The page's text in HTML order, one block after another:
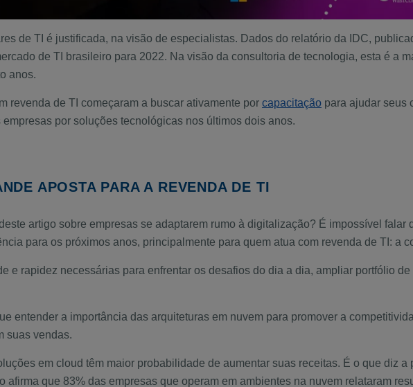
de TI é justificada, na visão de especialistas. Dados do relatório da IDC,
de TI brasileiro para 2022. Na visão da consultoria de tecnologia, esta é a
anos.
revenda de TI começaram a buscar ativamente por capacitação para ajudar seus
por soluções tecnológicas nos últimos dois anos.
APOSTA PARA A REVENDA DE TI
artigo sobre empresas se adaptarem rumo à digitalização? É impossível falar
para os próximos anos, principalmente para quem atua com revenda de TI: a
e rapidez necessárias para enfrentar os desafios do dia a dia, ampliar portfólio
entender a importância das arquiteturas em nuvem para promover a
suas vendas.
em cloud têm maior probabilidade de aumentar suas receitas. É o que diz
afirma que 83% das empresas que operam em ambientes na nuvem relataram